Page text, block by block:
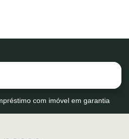
com imóvel em garantia